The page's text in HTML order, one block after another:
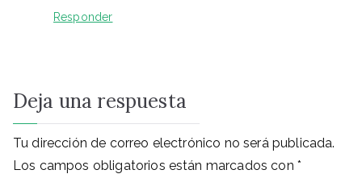
Responder
Deja una respuesta
Tu dirección de correo electrónico no será publicada.
Los campos obligatorios están marcados con *